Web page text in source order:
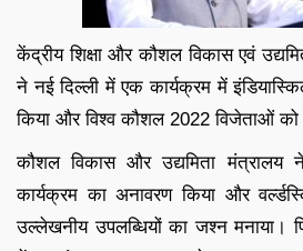
केंद्रीय शिक्षा और कौशल विकास एवं
ने नई दिल्ली में एक कार्यक्रम में
किया और विश्व कौशल 2022 विजेताओं को
कौशल विकास और उद्यमिता मंत्रालय
कार्यक्रम का अनावरण किया और
उल्लेखनीय उपलब्धियों का जश्न मनाया।